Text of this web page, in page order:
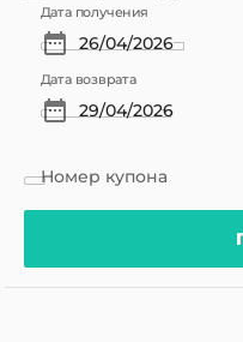
Дата получения
Дата возврата
Номер купона